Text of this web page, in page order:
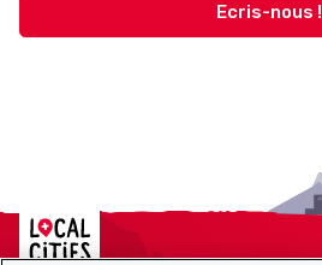
Ecris-nous !
Localcities